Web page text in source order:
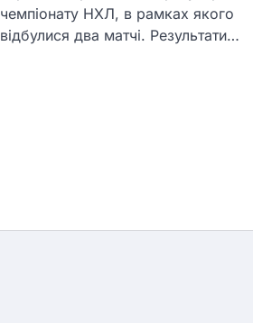
чемпіонату НХЛ, в рамках якого
відбулися два матчі. Результати…